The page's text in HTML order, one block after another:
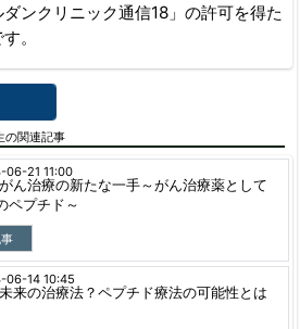
ンクリニック通信18」の許可を得た
。
の関連記事
がん治療の新たな一手～がん治療薬として
ペプチド～
06-21 11:00
未来の治療法？ペプチド療法の可能性とは
06-14 10:45